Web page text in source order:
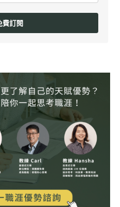
費訂閱